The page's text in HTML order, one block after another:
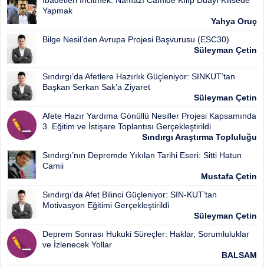
Yapmak
Yahya Oruç
Bilge Nesil’den Avrupa Projesi Başvurusu (ESC30)
Süleyman Çetin
Sındırgı’da Afetlere Hazırlık Güçleniyor: SINKUT’tan
Başkan Serkan Sak’a Ziyaret
Süleyman Çetin
Afete Hazır Yardıma Gönüllü Nesiller Projesi Kapsamında
3. Eğitim ve İstişare Toplantısı Gerçekleştirildi
Sındırgı Araştırma Topluluğu
Sındırgı’nın Depremde Yıkılan Tarihi Eseri: Sitti Hatun
Camii
Mustafa Çetin
Sındırgı’da Afet Bilinci Güçleniyor: SIN-KUT’tan
Motivasyon Eğitimi Gerçekleştirildi
Süleyman Çetin
Deprem Sonrası Hukuki Süreçler: Haklar, Sorumluluklar
ve İzlenecek Yollar
BALSAM